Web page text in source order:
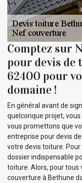
Comptez sur
pour devis de
62400 pour
domaine !
En général avant de
quelconque projet,
vous promettons que
entreprise pour devis
votre devis toiture. Pour
dossier indispensable
toiture. Alors, pour
couverture à Bethune